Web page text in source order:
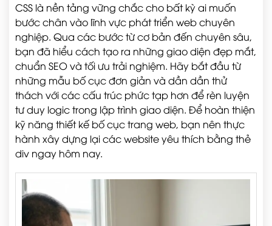
CSS là nền tảng vững chắc cho bất kỳ ai muốn
bước chân vào lĩnh vực phát triển web chuyên
nghiệp. Qua các bước từ cơ bản đến chuyên sâu,
bạn đã hiểu cách tạo ra những giao diện đẹp mắt,
chuẩn SEO và tối ưu trải nghiệm. Hãy bắt đầu từ
những mẫu bố cục đơn giản và dần dần thử
thách với các cấu trúc phức tạp hơn để rèn luyện
tư duy logic trong lập trình giao diện. Để hoàn thiện
kỹ năng thiết kế bố cục trang web, bạn nên thực
hành xây dựng lại các website yêu thích bằng thẻ
div ngay hôm nay.